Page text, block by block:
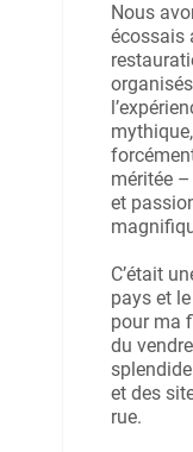
Nous
écossais
méritée
et
C’était
pays et
pour ma
du
et des
rue.